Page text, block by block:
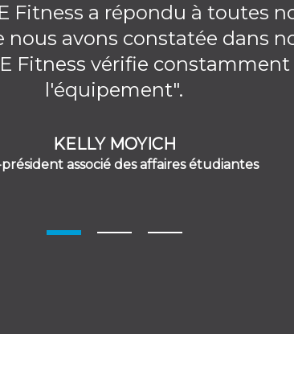
Fitness a répondu à toutes
avons constatée dans
Fitness vérifie
l'équipement".
KELLY MOYICH
associé des affaires étudiantes